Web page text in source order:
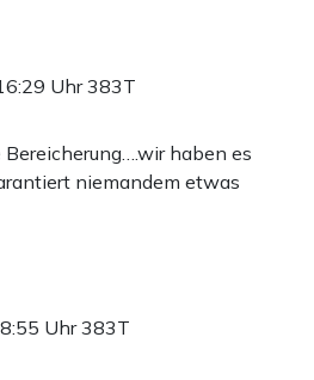
Uhr383T
haben es
niemandem etwas
Uhr383T